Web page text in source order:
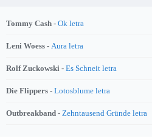
Tommy Cash - Ok letra
Leni Woess - Aura letra
Rolf Zuckowski - Es Schneit letra
Die Flippers - Lotosblume letra
Outbreakband - Zehntausend Gründe letra